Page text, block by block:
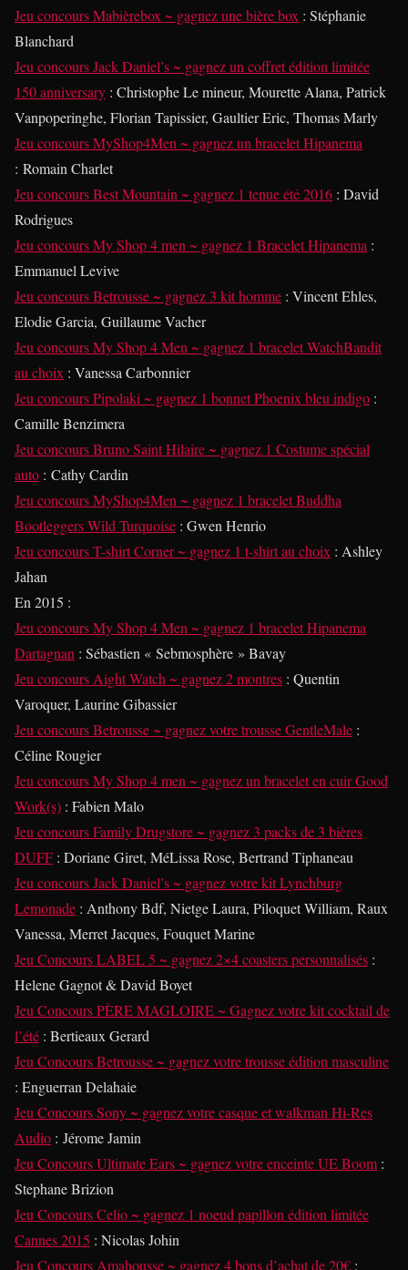
Jeu concours Mabièrebox ~ gagnez une bière box : Stéphanie
Blanchard
Jeu concours Jack Daniel’s ~ gagnez un coffret édition limitée
150 anniversary : Christophe Le mineur, Mourette Alana, Patrick
Vanpoperinghe, Florian Tapissier, Gaultier Eric, Thomas Marly
Jeu concours MyShop4Men ~ gagnez un bracelet Hipanema
: Romain Charlet
Jeu concours Best Mountain ~ gagnez 1 tenue été 2016 : David
Rodrigues
Jeu concours My Shop 4 men ~ gagnez 1 Bracelet Hipanema :
Emmanuel Levive
Jeu concours Betrousse ~ gagnez 3 kit homme : Vincent Ehles,
Elodie Garcia, Guillaume Vacher
Jeu concours My Shop 4 Men ~ gagnez 1 bracelet WatchBandit
au choix : Vanessa Carbonnier
Jeu concours Pipolaki ~ gagnez 1 bonnet Phoenix bleu indigo :
Camille Benzimera
Jeu concours Bruno Saint Hilaire ~ gagnez 1 Costume spécial
auto : Cathy Cardin
Jeu concours MyShop4Men ~ gagnez 1 bracelet Buddha
Bootleggers Wild Turquoise : Gwen Henrio
Jeu concours T-shirt Corner ~ gagnez 1 t-shirt au choix : Ashley
Jahan
En 2015 :
Jeu concours My Shop 4 Men ~ gagnez 1 bracelet Hipanema
Dartagnan : Sébastien « Sebmosphère » Bavay
Jeu concours Aight Watch ~ gagnez 2 montres : Quentin
Varoquer, Laurine Gibassier
Jeu concours Betrousse ~ gagnez votre trousse GentleMale :
Céline Rougier
Jeu concours My Shop 4 men ~ gagnez un bracelet en cuir Good
Work(s) : Fabien Malo
Jeu concours Family Drugstore ~ gagnez 3 packs de 3 bières
DUFF : Doriane Giret, MéLissa Rose, Bertrand Tiphaneau
Jeu concours Jack Daniel’s ~ gagnez votre kit Lynchburg
Lemonade : Anthony Bdf, Nietge Laura, Piloquet William, Raux
Vanessa, Merret Jacques, Fouquet Marine
Jeu Concours LABEL 5 ~ gagnez 2×4 coasters personnalisés :
Helene Gagnot & David Boyet
Jeu Concours PÈRE MAGLOIRE ~ Gagnez votre kit cocktail de
l’été : Bertieaux Gerard
Jeu Concours Betrousse ~ gagnez votre trousse édition masculine
: Enguerran Delahaie
Jeu Concours Sony ~ gagnez votre casque et walkman Hi-Res
Audio : Jérome Jamin
Jeu Concours Ultimate Ears ~ gagnez votre enceinte UE Boom :
Stephane Brizion
Jeu Concours Celio ~ gagnez 1 noeud papillon édition limitée
Cannes 2015 : Nicolas Johin
Jeu Concours Amahousse ~ gagnez 4 bons d’achat de 20€ :